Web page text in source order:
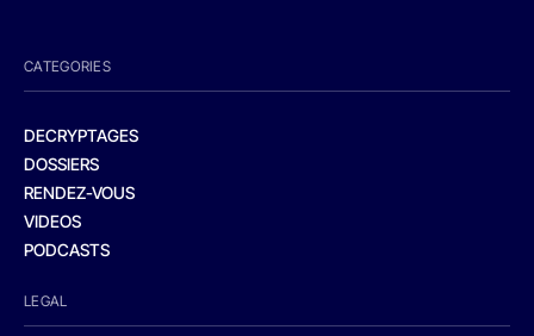
CATEGORIES
DECRYPTAGES
DOSSIERS
RENDEZ-VOUS
VIDEOS
PODCASTS
LEGAL